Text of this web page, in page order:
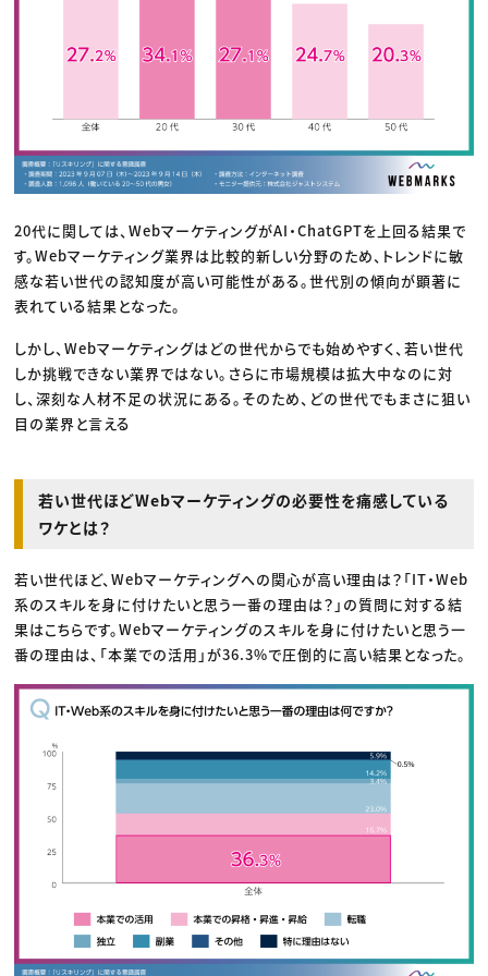
20代に関しては、WebマーケティングがAI・ChatGPTを上回る結果で
す。Webマーケティング業界は比較的新しい分野のため、トレンドに敏
感な若い世代の認知度が高い可能性がある。世代別の傾向が顕著に
表れている結果となった。
しかし、Webマーケティングはどの世代からでも始めやすく、若い世代
しか挑戦できない業界ではない。さらに市場規模は拡大中なのに対
し、深刻な人材不足の状況にある。そのため、どの世代でもまさに狙い
目の業界と言える
若い世代ほどWebマーケティングの必要性を痛感している
ワケとは？
若い世代ほど、Webマーケティングへの関心が高い理由は？「IT・Web
系のスキルを身に付けたいと思う一番の理由は？」の質問に対する結
果はこちらです。Webマーケティングのスキルを身に付けたいと思う一
番の理由は、「本業での活用」が36.3%で圧倒的に高い結果となった。